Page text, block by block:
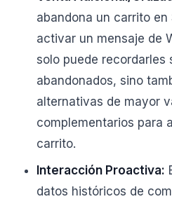
abandona un carrito
activar un mensaje de
solo puede recordarles
abandonados, sino
alternativas de mayor
complementarios para
carrito.
Interacción Proactiva:
datos históricos de